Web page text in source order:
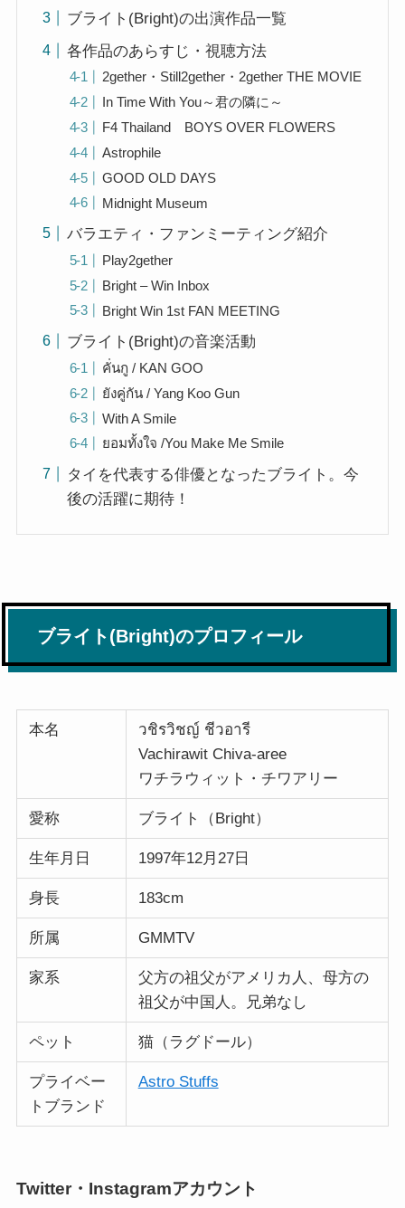
ブライト(Bright)の出演作品一覧
各作品のあらすじ・視聴方法
2gether・Still2gether・2gether THE MOVIE
In Time With You～君の隣に～
F4 Thailand BOYS OVER FLOWERS
Astrophile
GOOD OLD DAYS
Midnight Museum
バラエティ・ファンミーティング紹介
Play2gether
Bright – Win Inbox
Bright Win 1st FAN MEETING
ブライト(Bright)の音楽活動
คั่นกู / KAN GOO
ยังคู่กัน / Yang Koo Gun
With A Smile
ยอมทั้งใจ /You Make Me Smile
タイを代表する俳優となったブライト。今
後の活躍に期待！
ブライト(Bright)のプロフィール
本名
วชิรวิชญ์ ชีวอารี
Vachirawit Chiva-aree
ワチラウィット・チワアリー
愛称 ブライト（Bright）
生年月日 1997年12月27日
身長 183cm
所属 GMMTV
家系
父方の祖父がアメリカ人、母方の
祖父が中国人。兄弟なし
ペット 猫（ラグドール）
プライベー
トブランド
Astro Stuffs
Twitter・Instagramアカウント